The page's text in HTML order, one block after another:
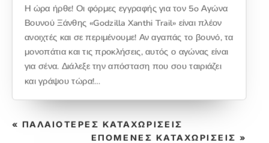
Η ώρα ήρθε! Οι φόρμες εγγραφής για τον 5o Αγώνα
Βουνού Ξάνθης «Godzilla Xanthi Trail» είναι πλέον
ανοιχτές και σε περιμένουμε! Αν αγαπάς το βουνό, τα
μονοπάτια και τις προκλήσεις, αυτός ο αγώνας είναι
για σένα. Διάλεξε την απόσταση που σου ταιριάζει
και γράψου τώρα!…
« ΠΑΛΑΙΌΤΕΡΕΣ ΚΑΤΑΧΩΡΊΣΕΙΣ
ΕΠΌΜΕΝΕΣ ΚΑΤΑΧΩΡΊΣΕΙΣ »